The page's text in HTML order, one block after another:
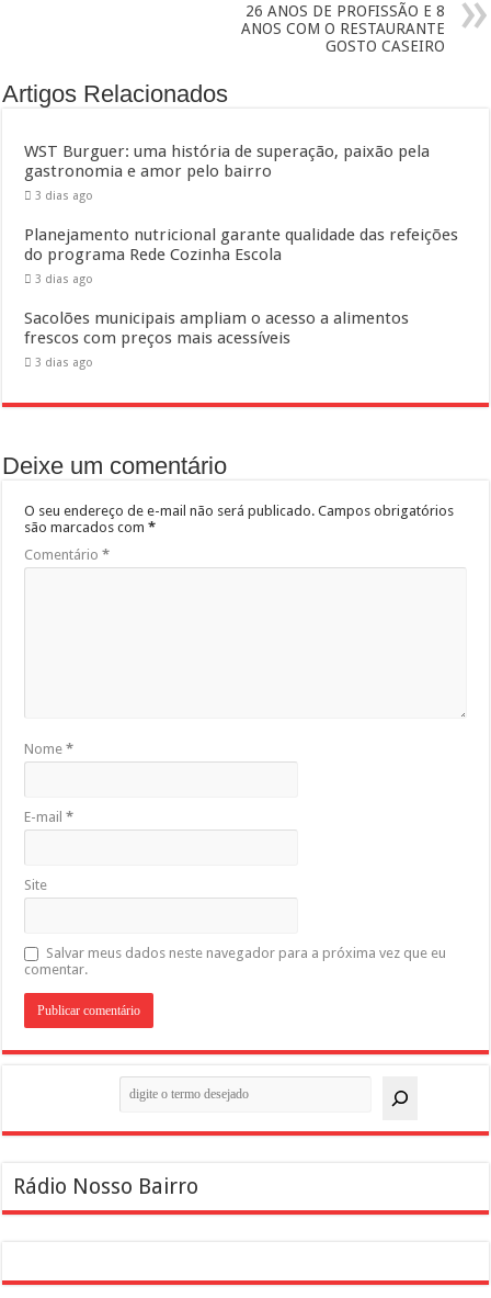
26 ANOS DE PROFISSÃO E 8
ANOS COM O RESTAURANTE
GOSTO CASEIRO
Artigos Relacionados
WST Burguer: uma história de superação, paixão pela
gastronomia e amor pelo bairro
3 dias ago
Planejamento nutricional garante qualidade das refeições
do programa Rede Cozinha Escola
3 dias ago
Sacolões municipais ampliam o acesso a alimentos
frescos com preços mais acessíveis
3 dias ago
Deixe um comentário
O seu endereço de e-mail não será publicado. Campos obrigatórios
são marcados com*
Comentário*
Nome*
E-mail*
Site
Salvar meus dados neste navegador para a próxima vez que eu
comentar.
Rádio Nosso Bairro